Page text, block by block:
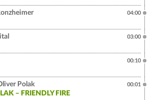
04:00
03:00
00:10
Polak
– FRIENDLY FIRE
00:01